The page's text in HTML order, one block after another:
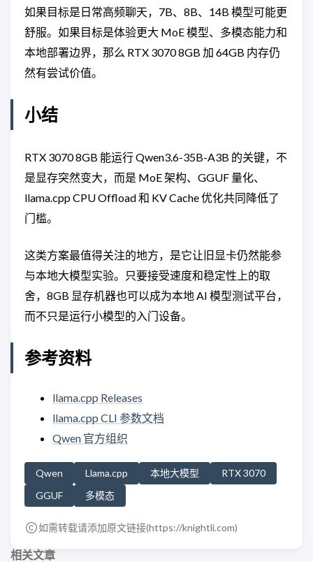
如果目标是日常高频聊天，7B、8B、14B 模型可能更
舒服。如果目标是体验更大 MoE 模型、多模态能力和
本地部署边界，那么 RTX 3070 8GB 加 64GB 内存仍
然有尝试价值。
小结
RTX 3070 8GB 能运行 Qwen3.6-35B-A3B 的关键，不
是显存突然变大，而是 MoE 架构、GGUF 量化、
llama.cpp CPU Offload 和 KV Cache 优化共同降低了
门槛。
这类方案最值得关注的地方，是它让旧显卡仍然能参
与本地大模型实验。只要接受速度和稳定性上的取
舍，8GB 显存机器也可以成为本地 AI 模型测试平台，
而不只是运行小模型的入门设备。
参考资料
llama.cpp Releases
llama.cpp CLI 参数文档
Qwen 官方组织
Qwen Llama.cpp 本地大模型
RTX 3070
GGUF
多模态
如需转载请添加原文链接(https://knightli.com)
相关文章